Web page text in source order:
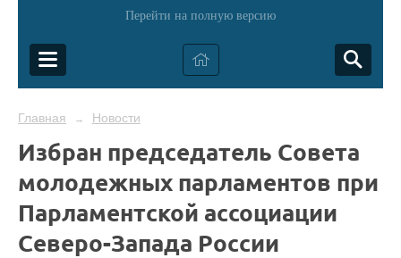
Перейти на полную версию
Главная → Новости
Избран председатель Совета
молодежных парламентов при
Парламентской ассоциации
Северо-Запада России